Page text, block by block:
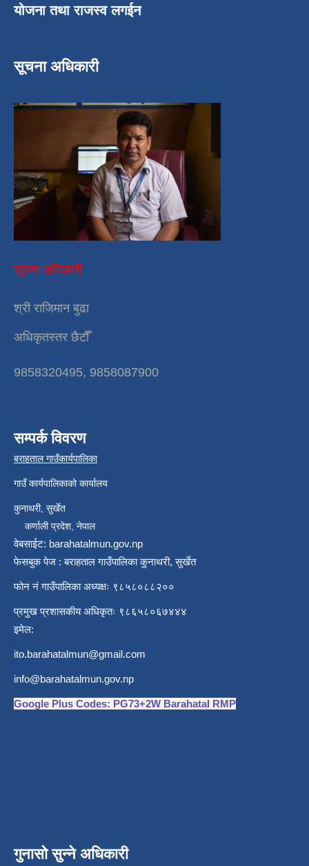
योजना तथा राजस्व लगईन
सूचना अधिकारी
सूचना अधिकारी
श्री राजिमान बुढा
अधिकृतस्तर छैटौँ
9858320495, 9858087900
सम्पर्क विवरण
बराहताल गाउँकार्यपालिका
गाउँ कार्यपालिकाको कार्यालय
कुनाथरी, सुर्खेत
कर्णाली प्रदेश, नेपाल
वेबसाईट: barahatalmun.gov.np
फेसबुक पेज : बराहताल गाउँपालिका कुनाथरी, सुर्खेत
फोन नं गाउँपालिका अध्यक्षः ९८५८०८८२००
प्रमुख प्रशासकीय अधिकृतः ९८६५८०६७४४४
इमेल:
ito.barahatalmun@gmail.com
info@barahatalmun.gov.np
Google Plus Codes: PG73+2W Barahatal RMP
गुनासो सुन्ने अधिकारी